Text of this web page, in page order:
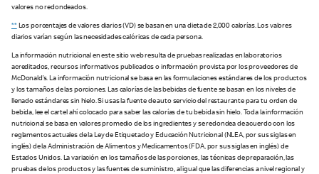
valores no redondeados.
**Los porcentajes de valores diarios (VD) se basan en una dieta de 2,000 calorías. Los valores
diarios varían según las necesidades calóricas de cada persona.
La información nutricional en este sitio web resulta de pruebas realizadas en laboratorios
acreditados, recursos informativos publicados o información provista por los proveedores de
McDonald’s. La información nutricional se basa en las formulaciones estándares de los productos
y los tamaños de las porciones. Las calorías de las bebidas de fuente se basan en los niveles de
llenado estándares sin hielo. Si usas la fuente de auto servicio del restaurante para tu orden de
bebida, lee el cartel ahí colocado para saber las calorías de tu bebida sin hielo. Toda la información
nutricional se basa en valores promedio de los ingredientes y se redondea de acuerdo con los
reglamentos actuales de la Ley de Etiquetado y Educación Nutricional (NLEA, por sus siglas en
inglés) de la Administración de Alimentos y Medicamentos (FDA, por sus siglas en inglés) de
Estados Unidos. La variación en los tamaños de las porciones, las técnicas de preparación, las
pruebas de los productos y las fuentes de suministro, al igual que las diferencias a nivel regional y